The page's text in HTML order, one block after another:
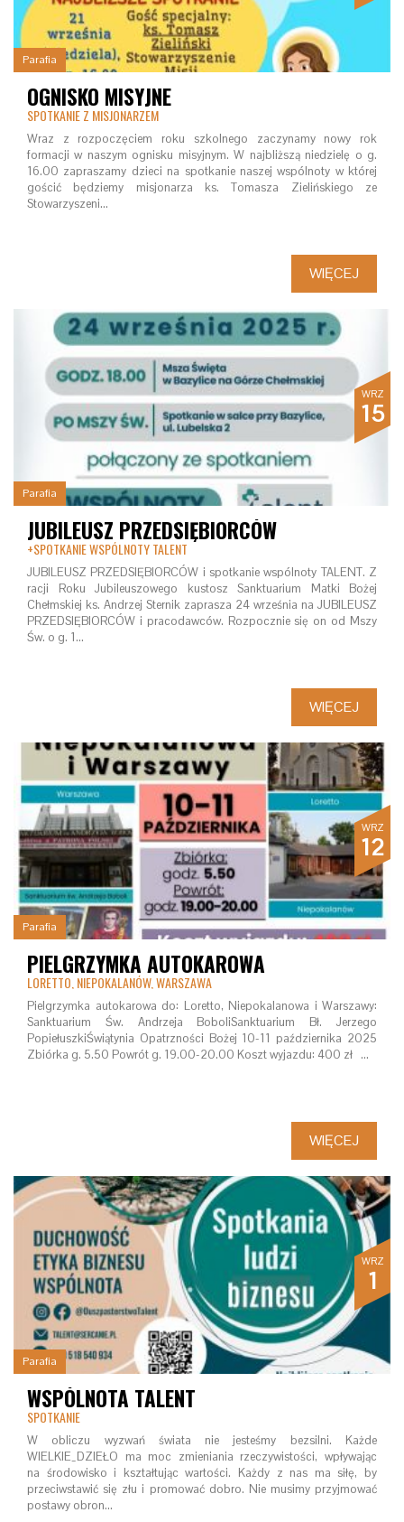
Parafia
OGNISKO MISYJNE
SPOTKANIE Z MISJONARZEM
Wraz z rozpoczęciem roku szkolnego zaczynamy nowy rok
formacji w naszym ognisku misyjnym. W najbliższą niedzielę o g.
16.00 zapraszamy dzieci na spotkanie naszej wspólnoty w której
gościć będziemy misjonarza ks. Tomasza Zielińskiego ze
Stowarzyszeni…
WIĘCEJ
WRZ
15
Parafia
JUBILEUSZ PRZEDSIĘBIORCÓW
+SPOTKANIE WSPÓLNOTY TALENT
JUBILEUSZ PRZEDSIĘBIORCÓW i spotkanie wspólnoty TALENT. Z
racji Roku Jubileuszowego kustosz Sanktuarium Matki Bożej
Chełmskiej ks. Andrzej Sternik zaprasza 24 września na JUBILEUSZ
PRZEDSIĘBIORCÓW i pracodawców. Rozpocznie się on od Mszy
Św. o g. 1…
WIĘCEJ
WRZ
12
Parafia
PIELGRZYMKA AUTOKAROWA
LORETTO, NIEPOKALANÓW, WARSZAWA
Pielgrzymka autokarowa do: Loretto, Niepokalanowa i Warszawy:
Sanktuarium Św. Andrzeja BoboliSanktuarium Bł. Jerzego
PopiełuszkiŚwiątynia Opatrzności Bożej 10-11 października 2025
Zbiórka g. 5.50 Powrót g. 19.00-20.00 Koszt wyjazdu: 400 zł …
WIĘCEJ
WRZ
1
Parafia
WSPÓLNOTA TALENT
SPOTKANIE
W obliczu wyzwań świata nie jesteśmy bezsilni. Każde
WIELKIE_DZIEŁO ma moc zmieniania rzeczywistości, wpływając
na środowisko i kształtując wartości. Każdy z nas ma siłę, by
przeciwstawić się złu i promować dobro. Nie musimy przyjmować
postawy obron…